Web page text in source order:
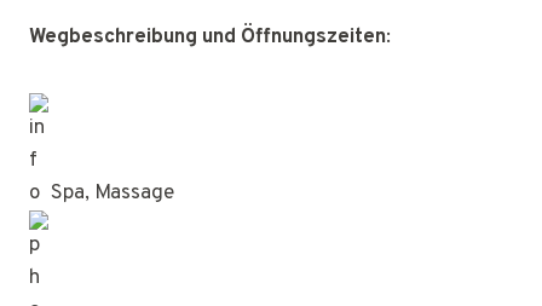
Wegbeschreibung und Öffnungszeiten:
Spa, Massage